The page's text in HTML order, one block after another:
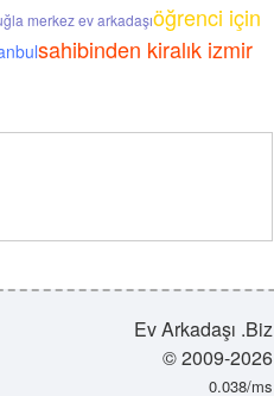
merkez ev arkadaşıöğrenci için
sahibinden kiralık izmir
Ev Arkadaşı .Biz
© 2009-2026
0.038/ms